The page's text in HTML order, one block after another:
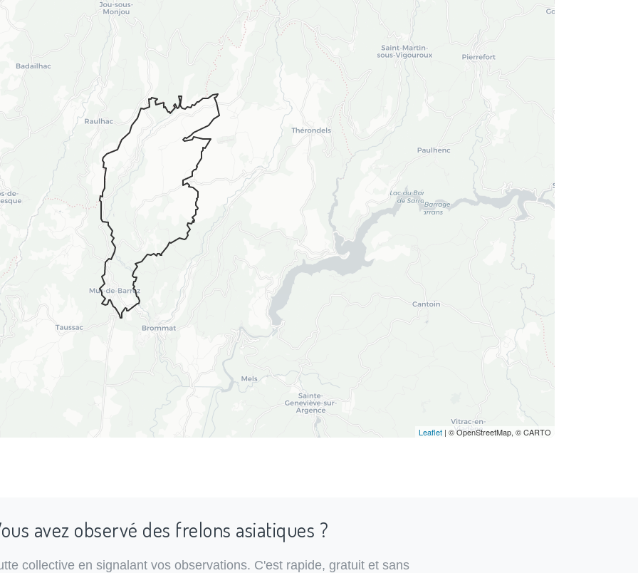
Leaflet | © OpenStreetMap, © CARTO
avez observé des frelons asiatiques ?
collective en signalant vos observations. C'est rapide, gratuit et sans